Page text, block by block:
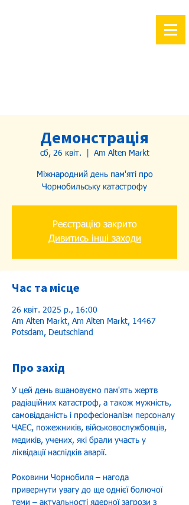
Демонстрація
сб, 26 квіт. Am Alten Markt
Міжнародний день пам'яті про
Чорнобильську катастрофу
Реєстрацію закрито
Дивитись інші заходи
Час та місце
26 квіт. 2025 р., 16:00
Am Alten Markt, Am Alten Markt, 14467
Potsdam, Deutschland
Про захід
У цей день вшановуємо пам'ять жертв
радіаційних катастроф, а також мужність,
самовідданість і професіоналізм персоналу
ЧАЕС, пожежників, військовослужбовців,
медиків, учених, які брали участь у
ліквідації наслідків аварії.
Роковини Чорнобиля – нагода
привернути увагу до ще однієї болючої
теми – актуальності ядерної загрози з